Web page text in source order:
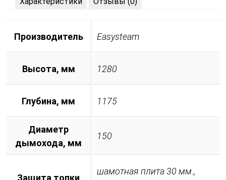
Производитель Easysteam
Высота, мм 1280
Глубина, мм 1175
Диаметр
дымохода, мм
150
Защита топки
шамотная плита 30 мм.,